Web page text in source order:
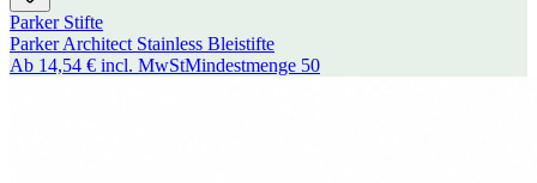
Parker Stifte
Parker Architect Stainless Bleistifte
Ab 14,54 € incl. MwStMindestmenge 50